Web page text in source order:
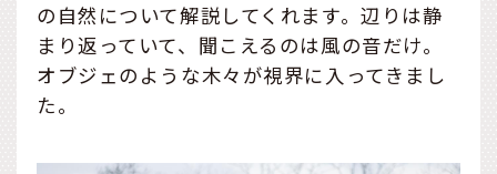
の自然について解説してくれます。辺りは静
まり返っていて、聞こえるのは風の音だけ。
オブジェのような木々が視界に入ってきまし
た。